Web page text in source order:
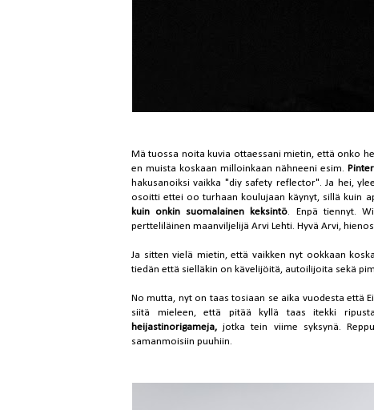
Mä tuossa noita kuvia ottaessani mietin, että onko
en muista koskaan milloinkaan nähneeni esim.
hakusanoiksi vaikka "diy safety reflector". Ja hei,
osoitti ettei oo turhaan koulujaan käynyt, sillä kuin
kuin onkin suomalainen keksintö . Enpä tiennyt.
pertteliläinen maanviljelijä Arvi Lehti. Hyvä Arvi,
Ja sitten vielä mietin, että vaikken nyt ookkaan
tiedän että sielläkin on kävelijöitä, autoilijoita sekä
No mutta, nyt on taas tosiaan se aika vuodesta että
siitä mieleen, että pitää kyllä taas itekki
heijastinorigameja, jotka tein viime syksynä.
samanmoisiin puuhiin.